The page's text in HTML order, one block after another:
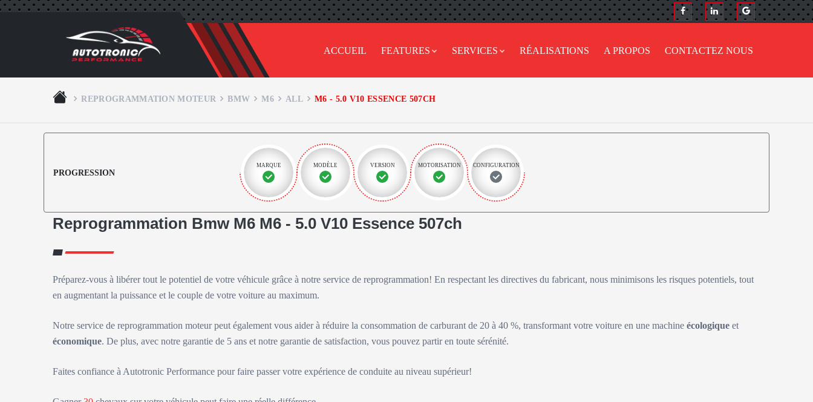
ACCUEIL FEATURES SERVICES RÉALISATIONS A PROPOS CONTACTEZ NOUS
REPROGRAMMATION MOTEUR BMW M6 ALL M6 - 5.0 V10 ESSENCE 507CH
PROGRESSION
MARQUE MODÈLE VERSION MOTORISATION CONFIGURATION
Reprogrammation Bmw M6 M6 - 5.0 V10 Essence 507ch
Préparez-vous à libérer tout le potentiel de votre véhicule grâce à notre service de reprogrammation! En respectant les directives du fabricant, nous minimisons les risques potentiels, tout
en augmentant la puissance et le couple de votre voiture au maximum.
Notre service de reprogrammation moteur peut également vous aider à réduire la consommation de carburant de 20 à 40 %, transformant votre voiture en une machine écologique et
économique. De plus, avec notre garantie de 5 ans et notre garantie de satisfaction, vous pouvez partir en toute sérénité.
Faites confiance à Autotronic Performance pour faire passer votre expérience de conduite au niveau supérieur!